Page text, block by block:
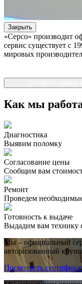
Закрыть
«Серсо» производит
сервис существует с
мировых
Как мы
Диагностика
Выявим поломку
Согласование цены
Сообщим вам
Ремонт
Проведем
Готовность к выдаче
Выдадим вам технику
Мы – официальный
авторизованный
Посмотреть